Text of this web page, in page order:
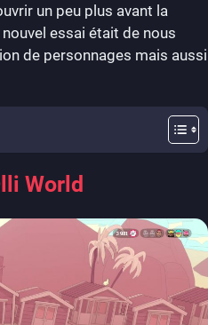
un peu plus avant la
essai était de nous
de personnages mais aussi
World